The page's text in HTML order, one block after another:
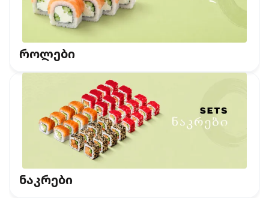
როლები
ნაკრები